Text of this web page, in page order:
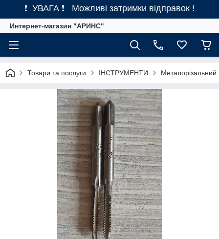
❗ УВАГА ❗ Можливі затримки відправок !
Интернет-магазин "АРИНС"
Товари та послуги ІНСТРУМЕНТИ Металорізальний